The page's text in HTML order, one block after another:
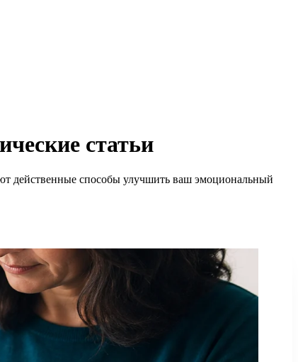
статьи
действенные способы улучшить ваш эмоциональный